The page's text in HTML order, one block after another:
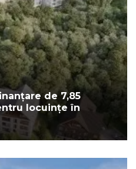
de 7,85
locuințe în